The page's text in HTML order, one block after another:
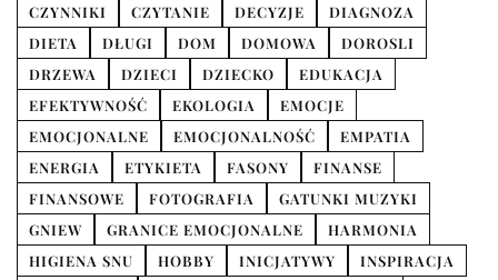
CZYNNIKI
CZYTANIE DECYZJE
DIAGNOZA
DIETA
DŁUGI DOM DOMOWA
DOROSLI
DRZEWA
DZIECI DZIECKO
EDUKACJA
EFEKTYWNOŚĆ
EKOLOGIA
EMOCJE
EMOCJONALNE
EMOCJONALNOŚĆ
EMPATIA
ENERGIA
ETYKIETA FASONY
FINANSE
FINANSOWE
FOTOGRAFIA
GATUNKI MUZYKI
GNIEW
GRANICE EMOCJONALNE
HARMONIA
HIGIENA SNU
HOBBY INICJATYWY
INSPIRACJA